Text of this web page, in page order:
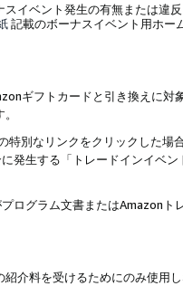
イベント発生の有無または違
記載のボーナスイベント用ホー
ギフトカードと引き換えに
別なリンクをクリックした
発生する「トレードインイベ
ログラム文書またはAmazon
介料を受けるためにのみ使